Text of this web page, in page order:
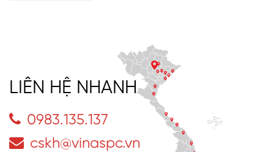
LIÊN HỆ NHANH
0983.135.137
cskh@vinaspc.vn